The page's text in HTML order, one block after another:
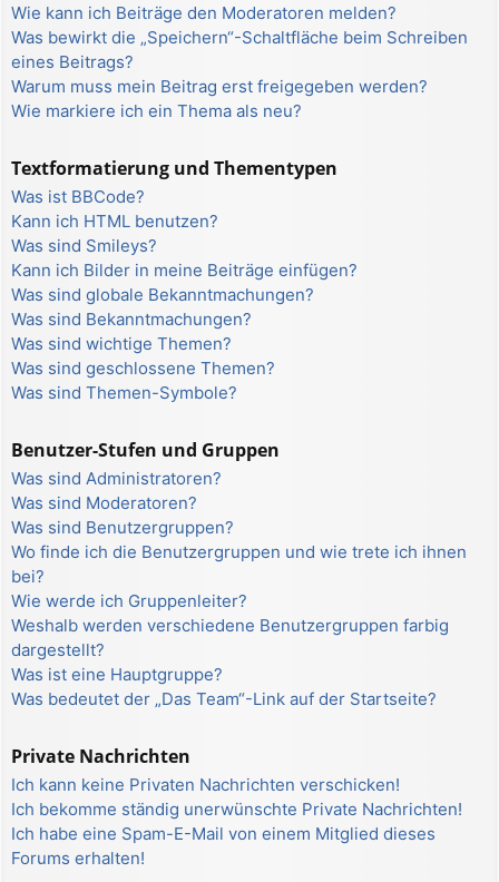
Wie kann ich Beiträge den Moderatoren melden?
Was bewirkt die „Speichern“-Schaltfläche beim Schreiben
eines Beitrags?
Warum muss mein Beitrag erst freigegeben werden?
Wie markiere ich ein Thema als neu?
Textformatierung und Thementypen
Was ist BBCode?
Kann ich HTML benutzen?
Was sind Smileys?
Kann ich Bilder in meine Beiträge einfügen?
Was sind globale Bekanntmachungen?
Was sind Bekanntmachungen?
Was sind wichtige Themen?
Was sind geschlossene Themen?
Was sind Themen-Symbole?
Benutzer-Stufen und Gruppen
Was sind Administratoren?
Was sind Moderatoren?
Was sind Benutzergruppen?
Wo finde ich die Benutzergruppen und wie trete ich ihnen
bei?
Wie werde ich Gruppenleiter?
Weshalb werden verschiedene Benutzergruppen farbig
dargestellt?
Was ist eine Hauptgruppe?
Was bedeutet der „Das Team“-Link auf der Startseite?
Private Nachrichten
Ich kann keine Privaten Nachrichten verschicken!
Ich bekomme ständig unerwünschte Private Nachrichten!
Ich habe eine Spam-E-Mail von einem Mitglied dieses
Forums erhalten!